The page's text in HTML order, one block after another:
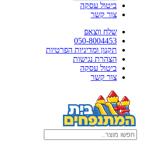
ביטול עסקה
צור קשר
שלח ווצאפ
050-8004453
תקנון ומדיניות הפרטיות
הצהרת נגישות
ביטול עסקה
צור קשר
Search